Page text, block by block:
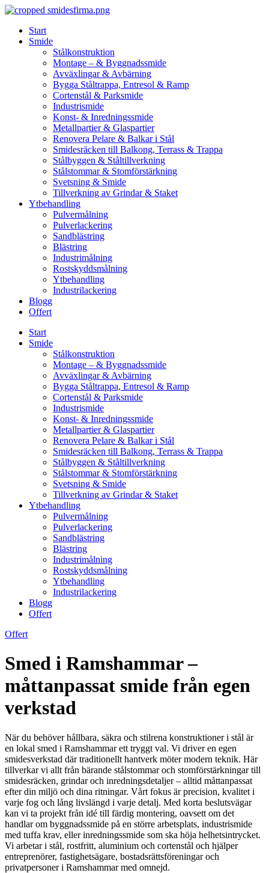
Skip
contentStart
Smide
Stålkonstruktion
Montage – & Byggnadssmide
Avväxlingar & Avbärning
Bygga Ståltrappa, Entresol & Ramp
Cortenstål & Parksmide
Industrismide
Konst- & Inredningssmide
Metallpartier & Glaspartier
Renovera Pelare & Balkar i Stål
Smidesräcken till Balkong, Terrass & Trappa
Stålbyggen & Ståltillverkning
Stålstommar & Stomförstärkning
Svetsning & Smide
Tillverkning av Grindar & Staket
Ytbehandling
Pulvermålning
Pulverlackering
Sandblästring
Blästring
Industrimålning
Rostskyddsmålning
Ytbehandling
Industrilackering
Blogg
Offert
Start
Smide
Stålkonstruktion
Montage – & Byggnadssmide
Avväxlingar & Avbärning
Bygga Ståltrappa, Entresol & Ramp
Cortenstål & Parksmide
Industrismide
Konst- & Inredningssmide
Metallpartier & Glaspartier
Renovera Pelare & Balkar i Stål
Smidesräcken till Balkong, Terrass & Trappa
Stålbyggen & Ståltillverkning
Stålstommar & Stomförstärkning
Svetsning & Smide
Tillverkning av Grindar & Staket
Ytbehandling
Pulvermålning
Pulverlackering
Sandblästring
Blästring
Industrimålning
Rostskyddsmålning
Ytbehandling
Industrilackering
Blogg
Offert
Offert
Smed i Ramshammar –
måttanpassat smide från egen
verkstad
När du behöver hållbara, säkra och stilrena konstruktioner i stål är
en lokal smed i Ramshammar ett tryggt val. Vi driver en egen
smidesverkstad där traditionellt hantverk möter modern teknik. Här
tillverkar vi allt från bärande stålstommar och stomförstärkningar till
smidesräcken, grindar och inredningsdetaljer – alltid måttanpassat
efter din miljö och dina ritningar. Vårt fokus är precision, kvalitet i
varje fog och lång livslängd i varje detalj. Med korta beslutsvägar
kan vi ta projekt från idé till färdig montering, oavsett om det
handlar om byggnadssmide på en större arbetsplats, industrismide
med tuffa krav, eller inredningssmide som ska höja helhetsintrycket.
Vi arbetar i stål, rostfritt, aluminium och cortenstål och hjälper
entreprenörer, fastighetsägare, bostadsrättsföreningar och
privatpersoner i Ramshammar med omnejd.